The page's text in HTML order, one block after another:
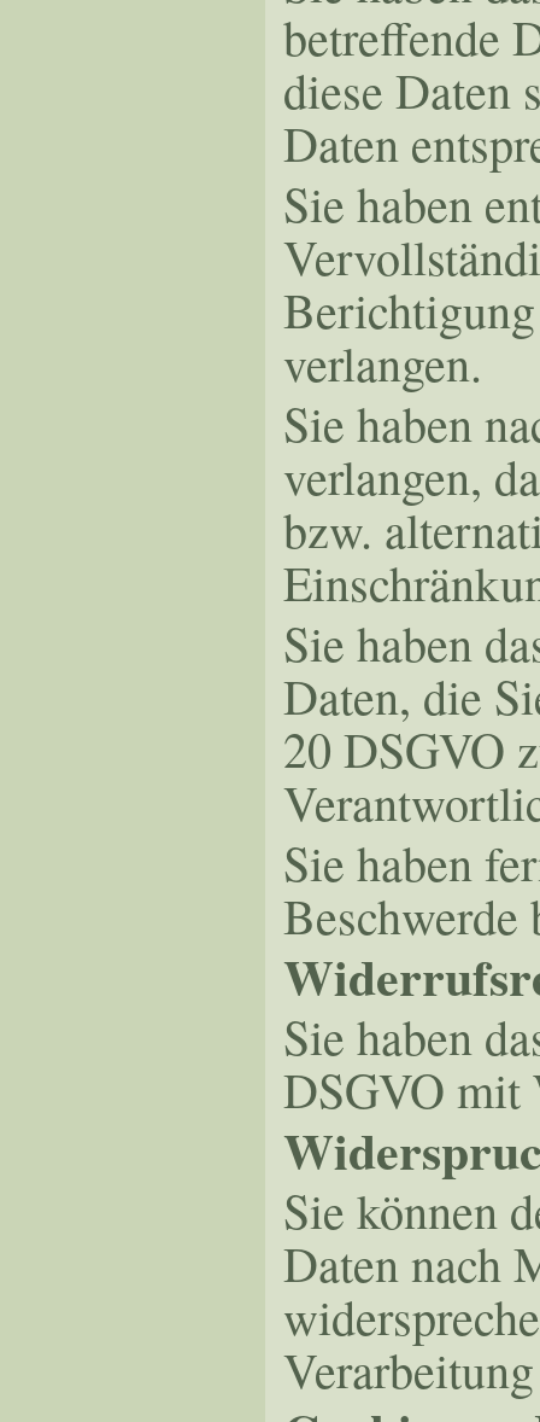
betreffende
diese Daten
Daten
Sie haben
verlangen.
Sie haben
verlangen,
bzw.
Sie haben
Daten, die
20 DSGVO
Sie haben
Beschwerde
Sie haben
DSGVO mit
Sie können
Daten nach